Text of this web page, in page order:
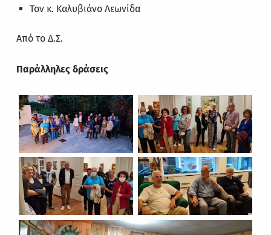
Τον κ. Καλυβιάνο Λεωνίδα
Από το Δ.Σ.
Παράλληλες δράσεις